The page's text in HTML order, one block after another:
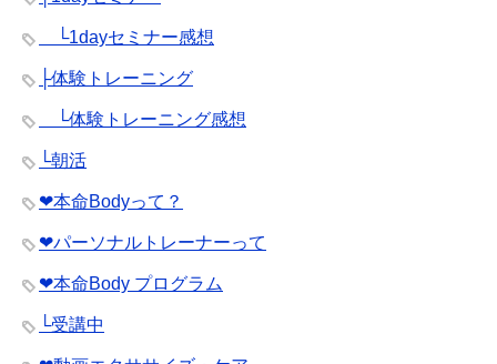
└1dayセミナー感想
├体験トレーニング
└体験トレーニング感想
└朝活
❤︎本命Bodyって？
❤︎パーソナルトレーナーって
❤︎本命Body プログラム
└受講中